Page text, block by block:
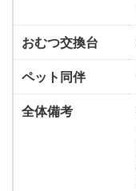
おむつ交換台
ペット同伴
全体備考